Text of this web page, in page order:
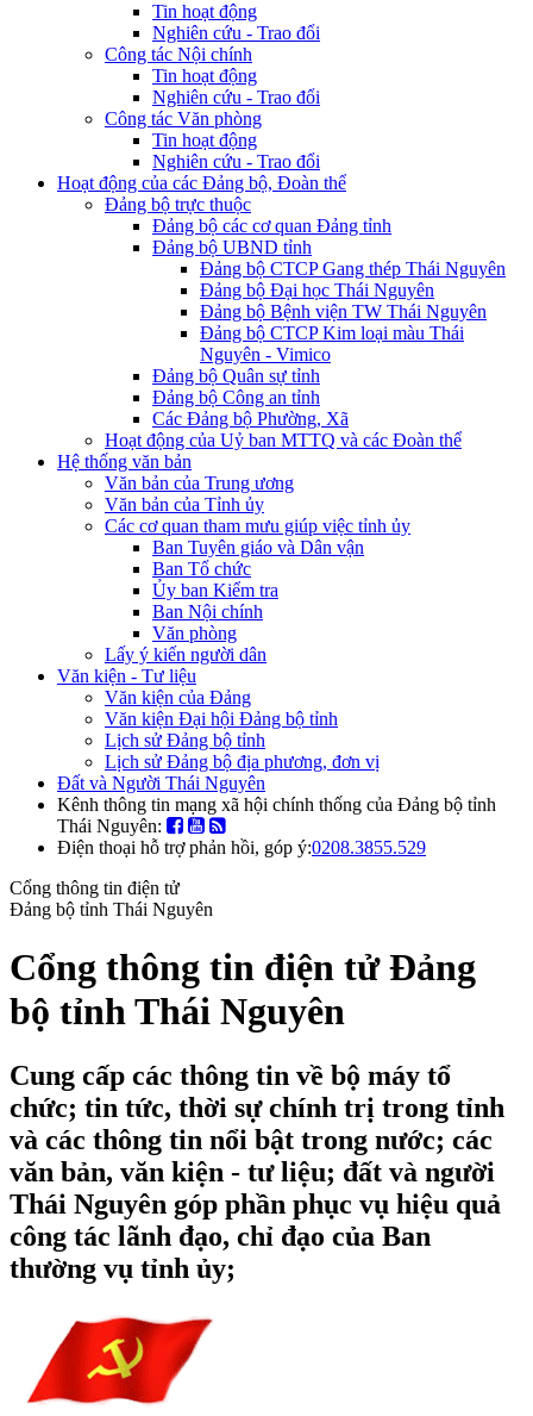
Tin hoạt động
Nghiên cứu - Trao đổi
Công tác Nội chính
Tin hoạt động
Nghiên cứu - Trao đổi
Công tác Văn phòng
Tin hoạt động
Nghiên cứu - Trao đổi
Hoạt động của các Đảng bộ, Đoàn thể
Đảng bộ trực thuộc
Đảng bộ các cơ quan Đảng tỉnh
Đảng bộ UBND tỉnh
Đảng bộ CTCP Gang thép Thái Nguyên
Đảng bộ Đại học Thái Nguyên
Đảng bộ Bệnh viện TW Thái Nguyên
Đảng bộ CTCP Kim loại màu Thái
Nguyên - Vimico
Đảng bộ Quân sự tỉnh
Đảng bộ Công an tỉnh
Các Đảng bộ Phường, Xã
Hoạt động của Uỷ ban MTTQ và các Đoàn thể
Hệ thống văn bản
Văn bản của Trung ương
Văn bản của Tỉnh ủy
Các cơ quan tham mưu giúp việc tỉnh ủy
Ban Tuyên giáo và Dân vận
Ban Tổ chức
Ủy ban Kiểm tra
Ban Nội chính
Văn phòng
Lấy ý kiến người dân
Văn kiện - Tư liệu
Văn kiện của Đảng
Văn kiện Đại hội Đảng bộ tỉnh
Lịch sử Đảng bộ tỉnh
Lịch sử Đảng bộ địa phương, đơn vị
Đất và Người Thái Nguyên
Kênh thông tin mạng xã hội chính thống của Đảng bộ tỉnh
Thái Nguyên:
Điện thoại hỗ trợ phản hồi, góp ý:0208.3855.529
Cổng thông tin điện tử
Đảng bộ tỉnh Thái Nguyên
Cổng thông tin điện tử Đảng
bộ tỉnh Thái Nguyên
Cung cấp các thông tin về bộ máy tổ
chức; tin tức, thời sự chính trị trong tỉnh
và các thông tin nổi bật trong nước; các
văn bản, văn kiện - tư liệu; đất và người
Thái Nguyên góp phần phục vụ hiệu quả
công tác lãnh đạo, chỉ đạo của Ban
thường vụ tỉnh ủy;